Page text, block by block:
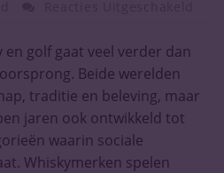
golf gaat veel verder dan
Beide werelden
traditie en beleving, maar
jaren ook ontwikkeld tot
waarin sociale
Whiskymerken spelen